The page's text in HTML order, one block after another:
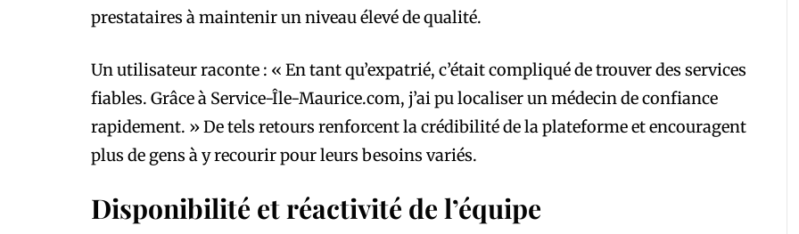
prestataires à maintenir un niveau élevé de qualité.
Un utilisateur raconte : « En tant qu’expatrié, c’était compliqué de trouver des services
fiables. Grâce à Service-Île-Maurice.com, j’ai pu localiser un médecin de confiance
rapidement. » De tels retours renforcent la crédibilité de la plateforme et encouragent
plus de gens à y recourir pour leurs besoins variés.
Disponibilité et réactivité de l’équipe